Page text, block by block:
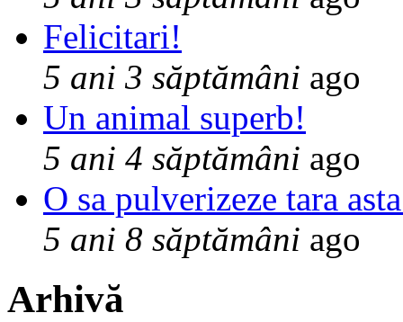
Felicitari!
5 ani 3 săptămâni ago
Un animal superb!
5 ani 4 săptămâni ago
O sa pulverizeze tara
5 ani 8 săptămâni ago
Arhivă